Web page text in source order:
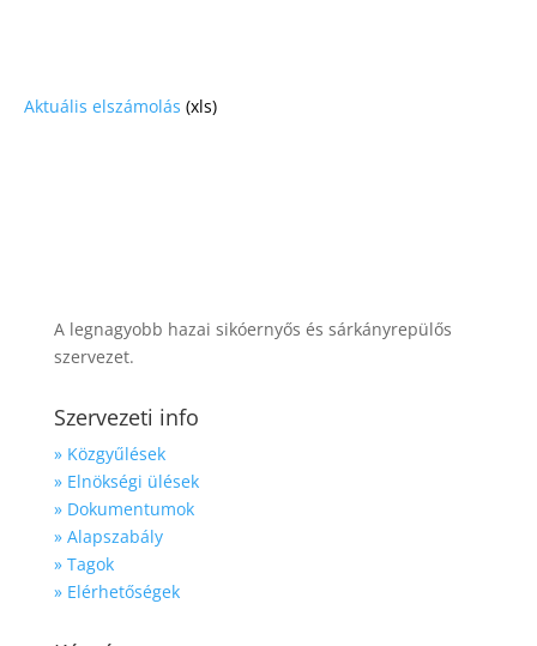
Aktuális elszámolás (xls)
A legnagyobb hazai sikóernyős és sárkányrepülős
szervezet.
Szervezeti info
» Közgyűlések
» Elnökségi ülések
» Dokumentumok
» Alapszabály
» Tagok
» Elérhetőségek